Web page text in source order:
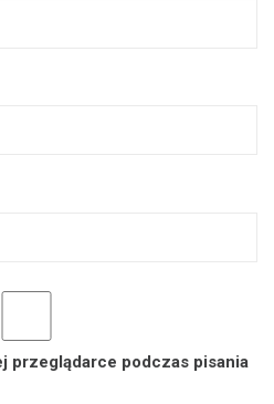
przeglądarce podczas pisania